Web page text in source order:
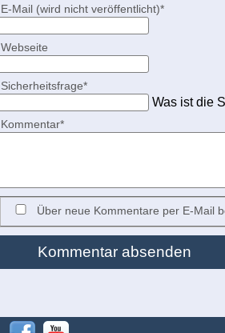
Pflichtfeld
E-Mail (wird nicht veröffentlicht)*
Webseite
Pflichtfeld
Sicherheitsfrage*
Was ist die
Pflichtfeld
Kommentar*
Über neue Kommentare per E-Mail
Kommentar absenden